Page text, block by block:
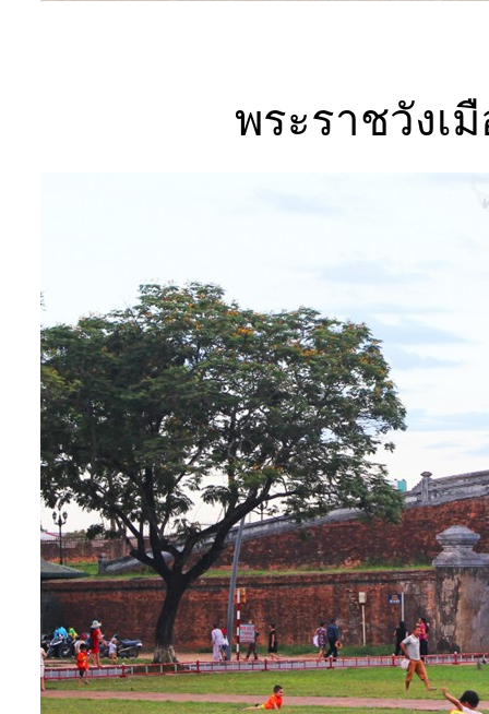
พระราชวังเมื